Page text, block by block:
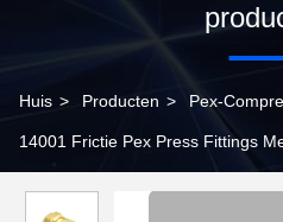
Huis > Producten > Pex-
14001 Frictie Pex Press Fittings